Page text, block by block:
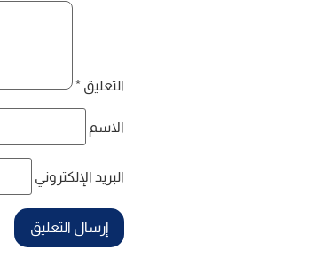
التعليق *
الاسم
البريد الإلكتروني